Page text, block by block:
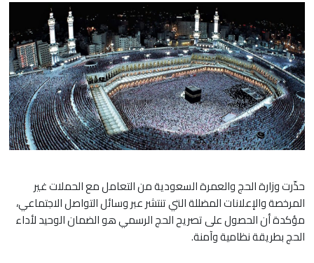
حذّرت وزارة الحج والعمرة السعودية من التعامل مع الحملات غير
المرخصة والإعلانات المضللة التي تنتشر عبر وسائل التواصل الاجتماعي،
مؤكدة أن الحصول على تصريح الحج الرسمي هو الضمان الوحيد لأداء
الحج بطريقة نظامية وآمنة.